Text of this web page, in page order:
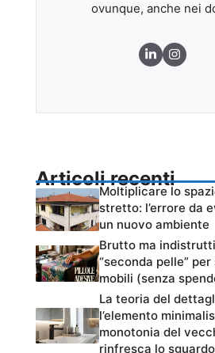
ovunque, anche nei
Articoli recenti
Moltiplicare lo
stretto: l’errore da
un nuovo ambiente
Brutto ma
“seconda pelle”
mobili (senza
La teoria del
l’elemento
monotonia del
rinfresca lo